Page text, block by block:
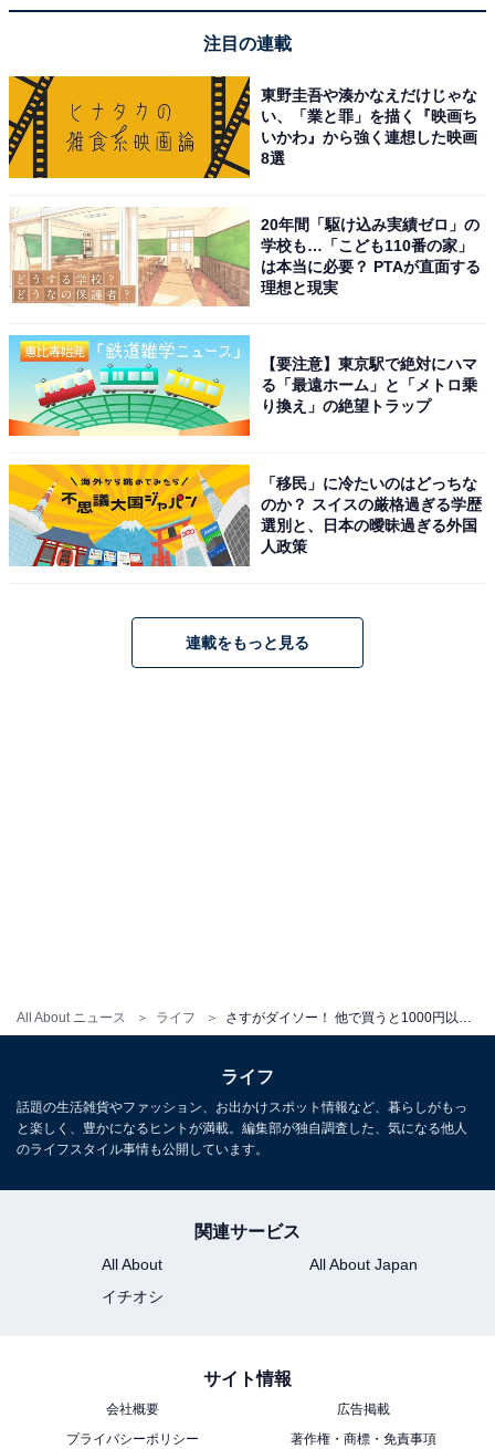
All About ニュース ライフ
タッチペンは背面に収納
電子メモパッドに文字を書き込むためのタッチペンは、
背面に収納されているので場所を取りません。カチッと
ハマるので、紛失してしまうこともないでしょう。
も少なくありません。
ダイソーの「電卓＋電子メモパッド」も、使うまでは
「本当にストレスなく書き込めるのか」と半信半疑でし
た。なんせ税込550円という安さですから……。
注目の連載
東野圭吾や湊かなえだけじゃな
い、「業と罪」を描く『映画ち
いかわ』から強く連想した映画
8選
20年間「駆け込み実績ゼロ」の
学校も…「こども110番の家」
は本当に必要？ PTAが直面する
理想と現実
【要注意】東京駅で絶対にハマ
る「最遠ホーム」と「メトロ乗
り換え」の絶望トラップ
「移民」に冷たいのはどっちな
のか？ スイスの厳格過ぎる学歴
選別と、日本の曖昧過ぎる外国
人政策
連載をもっと見る
ライフ
話題の生活雑貨やファッション、お出かけスポット情報など、暮らしがもっ
と楽しく、豊かになるヒントが満載。編集部が独自調査した、気になる他人
のライフスタイル事情も公開しています。
関連サービス
All About
All About Japan
イチオシ
サイト情報
会社概要
広告掲載
プライバシーポリシー
著作権・商標・免責事項